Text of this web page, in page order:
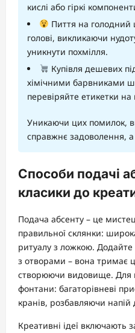
кислі або гіркі
Пиття на голодний
голові, викликаючи
уникнути похмілля.
Купівля дешевих
хімічними барвниками
перевіряйте етикетки на
Уникаючи цих помилок,
справжнє задоволення,
Способи подачі
класики до
Подача абсенту – це
правильної склянки:
ритуалу з ложкою. Додайте
з отворами – вона тримає
створюючи видовище. Для
фонтани: багаторівневі
кранів, розбавляючи напій
Креативні ідеї включають